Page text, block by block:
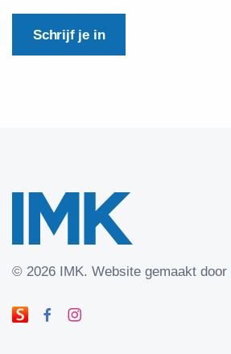
Schrijf je in
© 2026 IMK. Website gemaakt door